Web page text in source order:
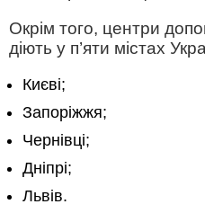
Окрім того, центри
діють у п’яти містах
Києві;
Запоріжжя;
Чернівці;
Дніпрі;
Львів.